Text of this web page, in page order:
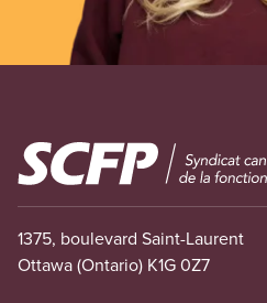
Image
1375, boulevard Saint-Laurent
Ottawa (Ontario) K1G 0Z7